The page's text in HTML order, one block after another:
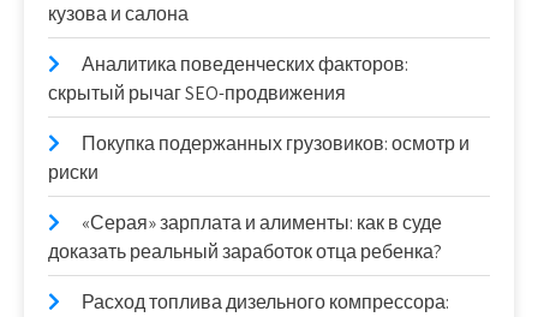
кузова и салона
Аналитика поведенческих факторов:
скрытый рычаг SEO-продвижения
Покупка подержанных грузовиков: осмотр и
риски
«Серая» зарплата и алименты: как в суде
доказать реальный заработок отца ребенка?
Расход топлива дизельного компрессора: